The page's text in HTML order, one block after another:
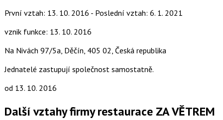
První vztah: 13. 10. 2016 - Poslední vztah: 6. 1. 2021
vznik funkce: 13. 10. 2016
Na Nivách 97/5a, Děčín, 405 02, Česká republika
Jednatelé zastupují společnost samostatně.
od 13. 10. 2016
Další vztahy firmy restaurace ZA VĚTREM